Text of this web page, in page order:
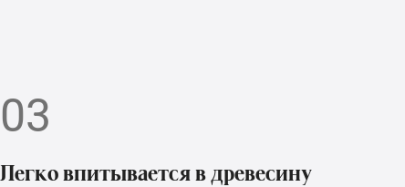
03
Легко впитывается в древесину